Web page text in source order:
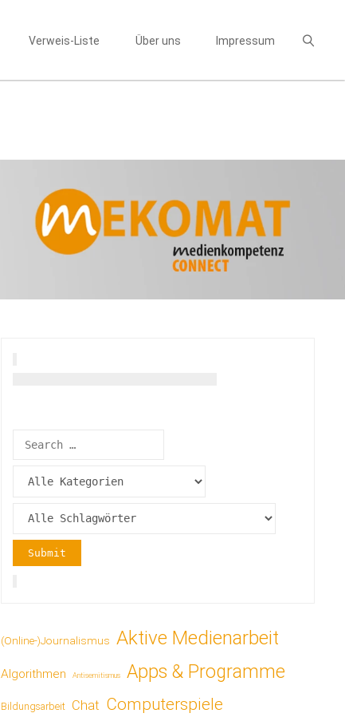
Verweis-Liste Über uns Impressum
(Online-)Journalismus Aktive Medienarbeit
Algorithmen Antisemitismus Apps & Programme
Bildungsarbeit Chat Computerspiele